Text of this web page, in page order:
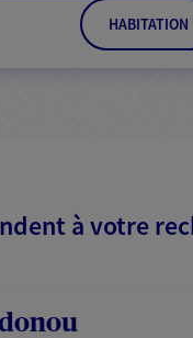
HABITATION
à votre